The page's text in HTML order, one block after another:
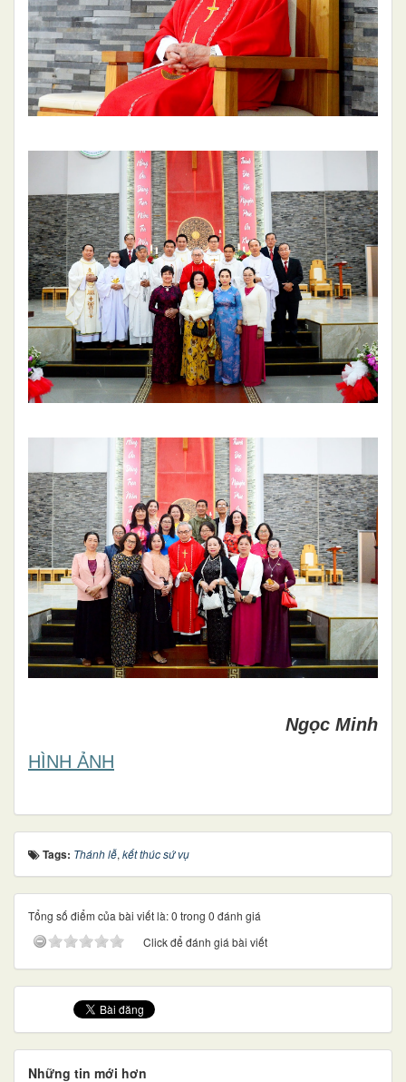
Ngọc Minh
HÌNH ẢNH
Tags: Thánh lễ, kết thúc sứ vụ
Tổng số điểm của bài viết là: 0 trong 0 đánh giá
Click để đánh giá bài viết
Những tin mới hơn